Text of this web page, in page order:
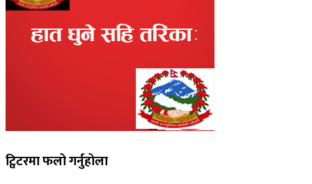
ट्विटरमा फलो गर्नुहोला